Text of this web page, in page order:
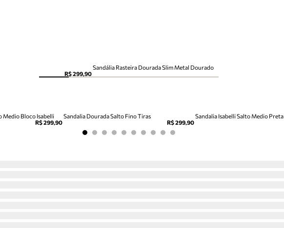
R$ 299,90
Sandália Rasteira Dourada Slim Metal Dourado
Medio Bloco Isabelli
R$ 299,90
Sandalia Dourada Salto Fino Tiras
R$ 299,90
Sandalia Isabelli Salto Medio Preta